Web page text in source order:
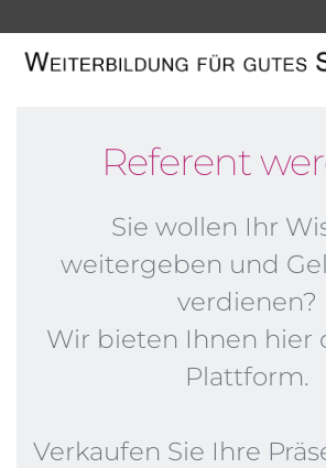
Referent
Sie wollen Ihr
weitergeben und
verdienen?
Wir bieten Ihnen hier
Plattform.
Verkaufen Sie Ihre